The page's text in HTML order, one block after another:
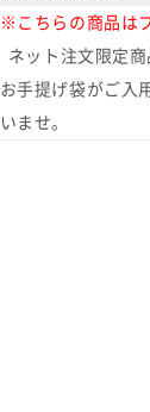
※こちらの商品は
ネット注文限定
お手提げ袋がご入
いませ。